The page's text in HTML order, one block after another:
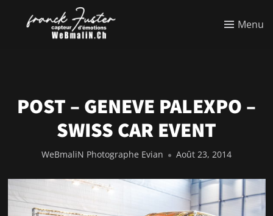
Menu
POST – GENEVE PALEXPO –
SWISS CAR EVENT
WeBmaliN Photographe Evian Août 23, 2014